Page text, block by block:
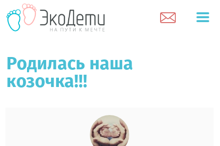
Родилась наша
козочка!!!